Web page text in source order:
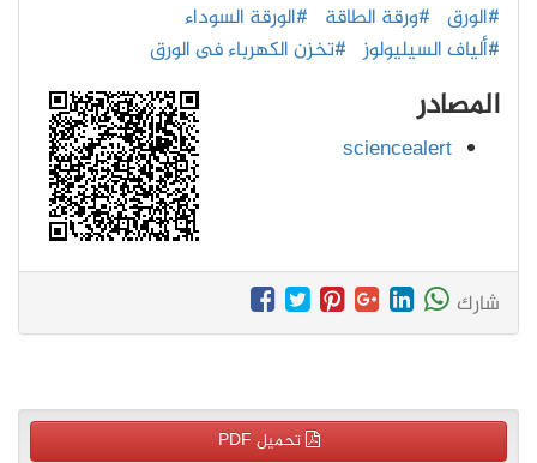
#الورق #ورقة الطاقة #الورقة السوداء
#ألياف السيليولوز #تخزن الكهرباء فى الورق
المصادر
sciencealert
شارك
تحميل PDF